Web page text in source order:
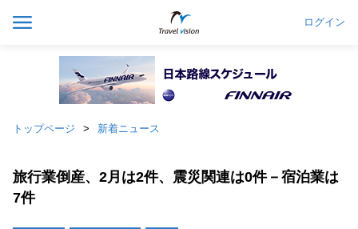
ログイン
トップページ 新着ニュース
旅行業倒産、2月は2件、震災関連は0件－宿泊業は
7件